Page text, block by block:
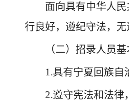
面向具有中华人
行良好，遵纪守法，无
（二）招录人员
1.具有宁夏回族自
2.遵守宪法和法律